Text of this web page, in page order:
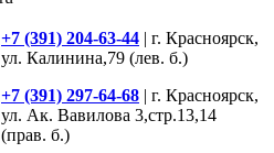
+7 (391) 204-63-44 | г. Красноярск,
ул. Калинина,79 (лев. б.)
+7 (391) 297-64-68 | г. Красноярск,
ул. Ак. Вавилова 3,стр.13,14
(прав. б.)